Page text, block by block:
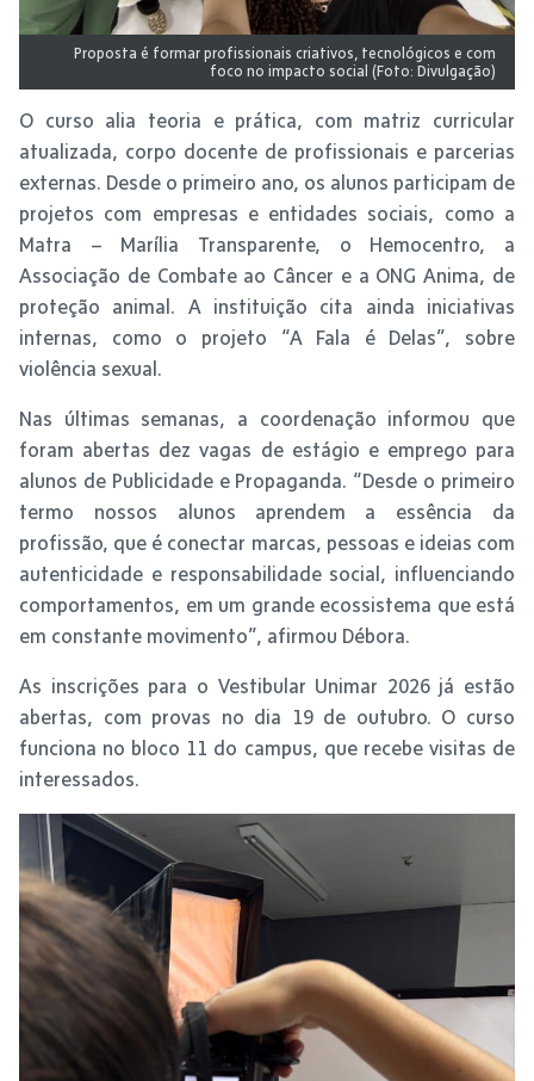
Proposta é formar profissionais criativos, tecnológicos e com
foco no impacto social (Foto: Divulgação)
O curso alia teoria e prática, com matriz curricular
atualizada, corpo docente de profissionais e parcerias
externas. Desde o primeiro ano, os alunos participam de
projetos com empresas e entidades sociais, como a
Matra – Marília Transparente, o Hemocentro, a
Associação de Combate ao Câncer e a ONG Anima, de
proteção animal. A instituição cita ainda iniciativas
internas, como o projeto “A Fala é Delas”, sobre
violência sexual.
Nas últimas semanas, a coordenação informou que
foram abertas dez vagas de estágio e emprego para
alunos de Publicidade e Propaganda. “Desde o primeiro
termo nossos alunos aprendem a essência da
profissão, que é conectar marcas, pessoas e ideias com
autenticidade e responsabilidade social, influenciando
comportamentos, em um grande ecossistema que está
em constante movimento”, afirmou Débora.
As inscrições para o Vestibular Unimar 2026 já estão
abertas, com provas no dia 19 de outubro. O curso
funciona no bloco 11 do campus, que recebe visitas de
interessados.